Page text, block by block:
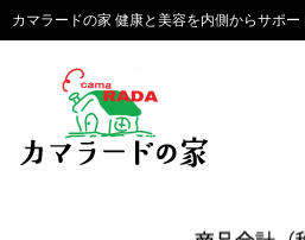
カマラードの家 健康と美容を内側からサポ